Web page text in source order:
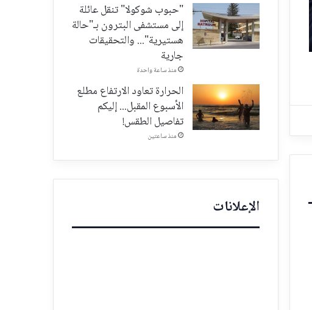
"حبوب شوكولا" تنقل عائلة
إلى مستشفى البترون بـ"حالة
هستيرية"... والتحقيقات
جارية
منذ ساعة واحدة
الحرارة تعاود الارتفاع مطلع
الأسبوع المقبل... إليكم
تفاصيل الطقس!
منذ ساعتين
الإعلانات